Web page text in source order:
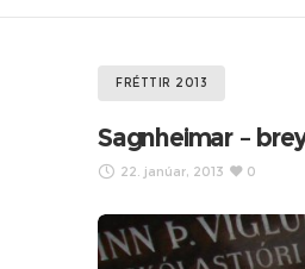
FRÉTTIR 2013
Sagnheimar –
22. janúar, 2013 0